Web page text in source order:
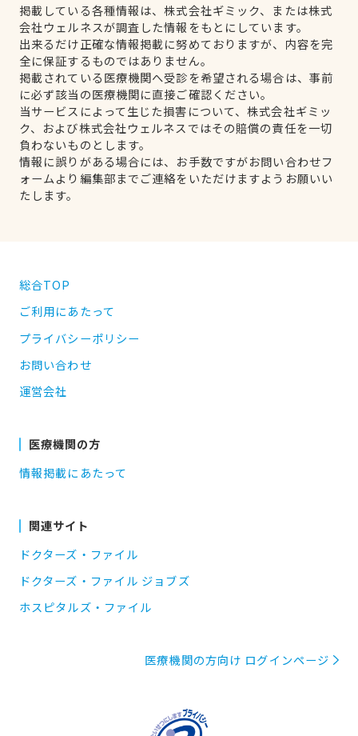
掲載している各種情報は、株式会社ギミック、または株式
会社ウェルネスが調査した情報をもとにしています。
出来るだけ正確な情報掲載に努めておりますが、内容を完
全に保証するものではありません。
掲載されている医療機関へ受診を希望される場合は、事前
に必ず該当の医療機関に直接ご確認ください。
当サービスによって生じた損害について、株式会社ギミッ
ク、および株式会社ウェルネスではその賠償の責任を一切
負わないものとします。
情報に誤りがある場合には、お手数ですがお問い合わせフ
ォームより編集部までご連絡をいただけますようお願いい
たします。
総合TOP
ご利用にあたって
プライバシーポリシー
お問い合わせ
運営会社
医療機関の方
情報掲載にあたって
関連サイト
ドクターズ・ファイル
ドクターズ・ファイル ジョブズ
ホスピタルズ・ファイル
医療機関の方向け ログインページ